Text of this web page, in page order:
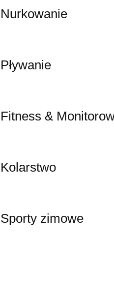
Nurkowanie
Pływanie
Fitness &
Kolarstwo
Sporty zimowe
Nurkowanie
Pływanie
Fitness &
Kolarstwo
Sporty zimowe